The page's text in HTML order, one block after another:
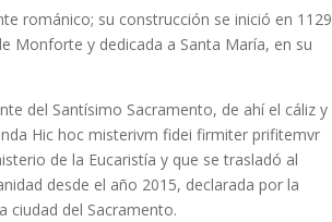
románico; su construcción se inició en 1129
Monforte y dedicada a Santa María, en su
del Santísimo Sacramento, de ahí el cáliz y
Hic hoc misterivm fidei firmiter prifitemvr
de la Eucaristía y que se trasladó al
desde el año 2015, declarada por la
ciudad del Sacramento.